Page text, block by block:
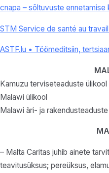
cnapa – sõltuvuste ennetamise
STM Service de santé au
ASTF.lu • Töömeditsiin,
Kamuzu terviseteaduste ülikool
Malawi ülikool
Malawi äri- ja
– Malta Caritas juhib ainete
teavitusüksus; pereüksus,